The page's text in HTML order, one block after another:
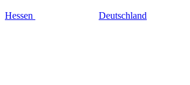
Hessen Deutschland